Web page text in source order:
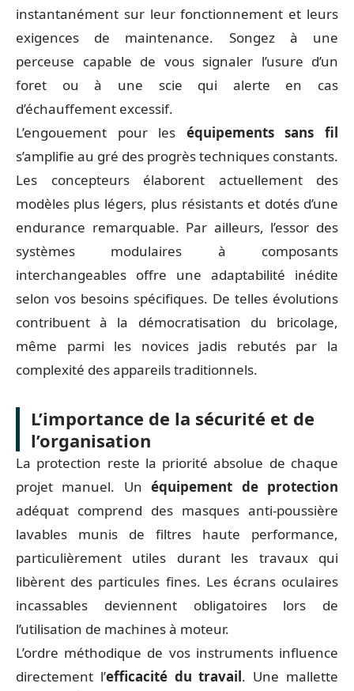
instantanément sur leur fonctionnement et leurs
exigences de maintenance. Songez à une
perceuse capable de vous signaler l’usure d’un
foret ou à une scie qui alerte en cas
d’échauffement excessif.
L’engouement pour les équipements sans fil
s’amplifie au gré des progrès techniques constants.
Les concepteurs élaborent actuellement des
modèles plus légers, plus résistants et dotés d’une
endurance remarquable. Par ailleurs, l’essor des
systèmes modulaires à composants
interchangeables offre une adaptabilité inédite
selon vos besoins spécifiques. De telles évolutions
contribuent à la démocratisation du bricolage,
même parmi les novices jadis rebutés par la
complexité des appareils traditionnels.
L’importance de la sécurité et de
l’organisation
La protection reste la priorité absolue de chaque
projet manuel. Unéquipement de protection
adéquat comprend des masques anti-poussière
lavables munis de filtres haute performance,
particulièrement utiles durant les travaux qui
libèrent des particules fines. Les écrans oculaires
incassables deviennent obligatoires lors de
l’utilisation de machines à moteur.
L’ordre méthodique de vos instruments influence
directement l’efficacité du travail. Une mallette